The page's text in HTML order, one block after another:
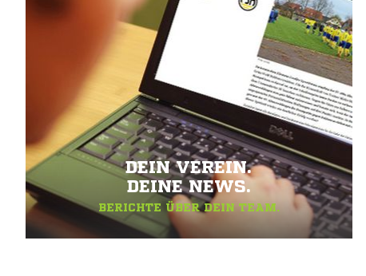
DEIN VEREIN.
DEINE NEWS.
BERICHTE ÜBER DEIN TEAM.